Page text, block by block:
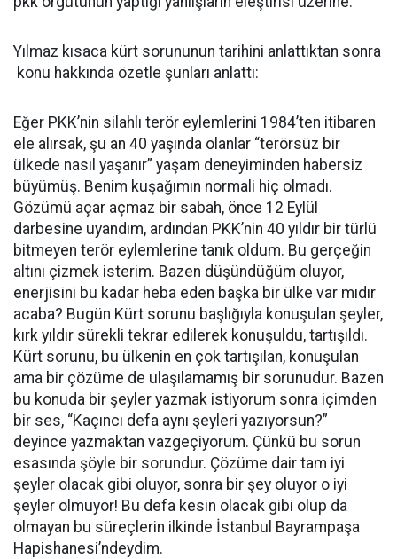
Yılmaz kısaca kürt sorununun tarihini anlattıktan sonra
konu hakkında özetle şunları anlattı:
Eğer PKK’nin silahlı terör eylemlerini 1984’ten itibaren
ele alırsak, şu an 40 yaşında olanlar “terörsüz bir
ülkede nasıl yaşanır” yaşam deneyiminden habersiz
büyümüş. Benim kuşağımın normali hiç olmadı.
Gözümü açar açmaz bir sabah, önce 12 Eylül
darbesine uyandım, ardından PKK’nin 40 yıldır bir türlü
bitmeyen terör eylemlerine tanık oldum. Bu gerçeğin
altını çizmek isterim. Bazen düşündüğüm oluyor,
enerjisini bu kadar heba eden başka bir ülke var mıdır
acaba? Bugün Kürt sorunu başlığıyla konuşulan şeyler,
kırk yıldır sürekli tekrar edilerek konuşuldu, tartışıldı.
Kürt sorunu, bu ülkenin en çok tartışılan, konuşulan
ama bir çözüme de ulaşılamamış bir sorunudur. Bazen
bu konuda bir şeyler yazmak istiyorum sonra içimden
bir ses, “Kaçıncı defa aynı şeyleri yazıyorsun?”
deyince yazmaktan vazgeçiyorum. Çünkü bu sorun
esasında şöyle bir sorundur. Çözüme dair tam iyi
şeyler olacak gibi oluyor, sonra bir şey oluyor o iyi
şeyler olmuyor! Bu defa kesin olacak gibi olup da
olmayan bu süreçlerin ilkinde İstanbul Bayrampaşa
Hapishanesi’ndeydim.